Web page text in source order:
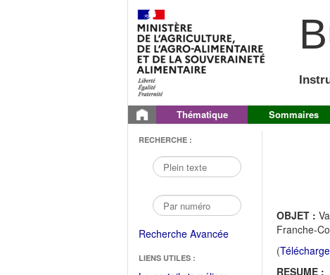
Thématique Sommaires
RECHERCHE :
Recherche Avancée
LIENS UTILES :
OBJET :
Franche-
(
RESUME :